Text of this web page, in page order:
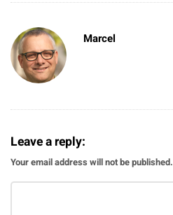
Marcel
Leave a reply:
Your email address will not be published.